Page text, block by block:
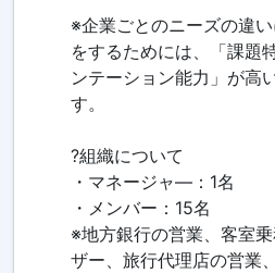
※企業ごとのニーズの違
をするためには、「課題
ンテーション能力」が高
す。
?組織について
・マネージャ―：1名
・メンバー：15名
※地方銀行の営業、客室
ザー、旅行代理店の営業